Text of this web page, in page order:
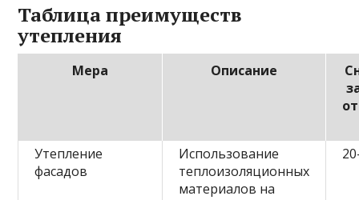
Таблица преимуществ
утепления
Мера Описание
Утепление
фасадов
Использование
теплоизоляционных
материалов на